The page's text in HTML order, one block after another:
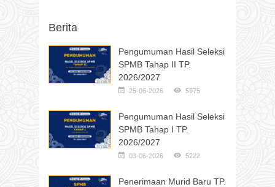
Berita
Pengumuman Hasil Seleksi
SPMB Tahap II TP.
2026/2027
25-06-2026 5975
Pengumuman Hasil Seleksi
SPMB Tahap I TP.
2026/2027
03-06-2026 5222
Penerimaan Murid Baru TP.